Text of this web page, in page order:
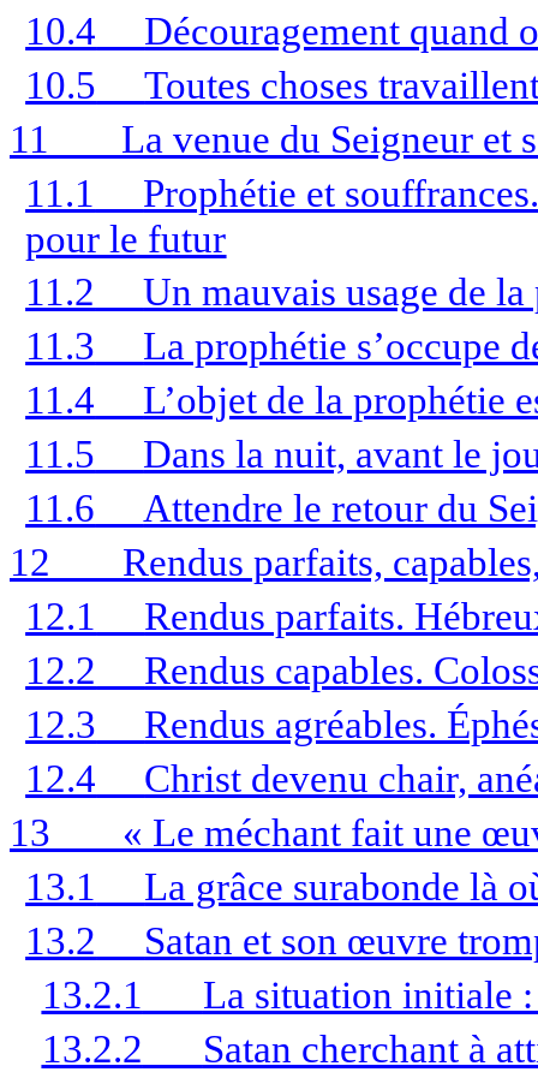
10.4
Découragement quand
10.5
Toutes choses
11
La venue du Seigneur et
11.1
Prophétie et
pour le futur
11.2
Un mauvais usage de
11.3
La prophétie s’occupe
11.4
L’objet de la prophétie
11.5
Dans la nuit, avant le
11.6
Attendre le retour du
12
Rendus parfaits,
12.1
Rendus parfaits.
12.2
Rendus capables.
12.3
Rendus agréables.
12.4
Christ devenu chair,
13
« Le méchant fait une
13.1
La grâce surabonde là
13.2
Satan et son œuvre
13.2.1
La situation initiale
13.2.2
Satan cherchant à